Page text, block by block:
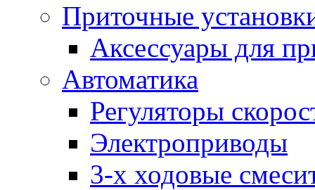
Приточные
Аксессуары для
Автоматика
Регуляторы
Электроприводы
3-х ходовые